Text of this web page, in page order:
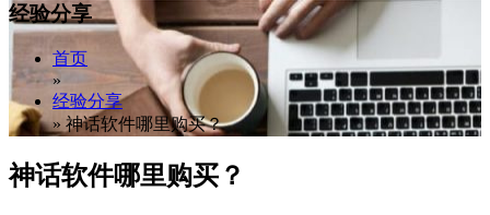
经验分享
首页
»
经验分享
» 神话软件哪里购买？
神话软件哪里购买？